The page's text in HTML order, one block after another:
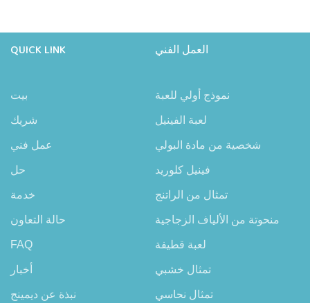
QUICK LINK
بيت
شريك
عمل فني
حل
خدمة
حالة التعاون
FAQ
أخبار
نبذة عن ديمينج
العمل الفني
نموذج أولي للعبة
لعبة الفينيل
شخصية من مادة البولي
فينيل كلوريد
تمثال من الراتنج
منحوتة من الألياف الزجاجية
لعبة قطيفة
تمثال خشبي
تمثال نحاسي